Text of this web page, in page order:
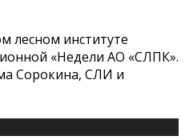
лесном институте
«Недели АО «СЛПК».
Сорокина, СЛИ и